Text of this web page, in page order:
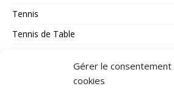
Gérer le consentement
cookies
Tennis
Tennis de Table